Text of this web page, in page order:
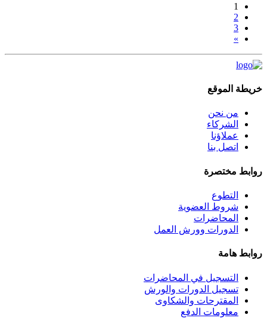
1
2
3
»
خريطة الموقع
من نحن
الشركاء
عملاؤنا
اتصل بنا
روابط مختصرة
التطوع
شروط العضوية
المحاضرات
الدورات وورش العمل
روابط هامة
التسجيل في المحاضرات
تسجيل الدورات والورش
المقترحات والشكاوى
معلومات الدفع